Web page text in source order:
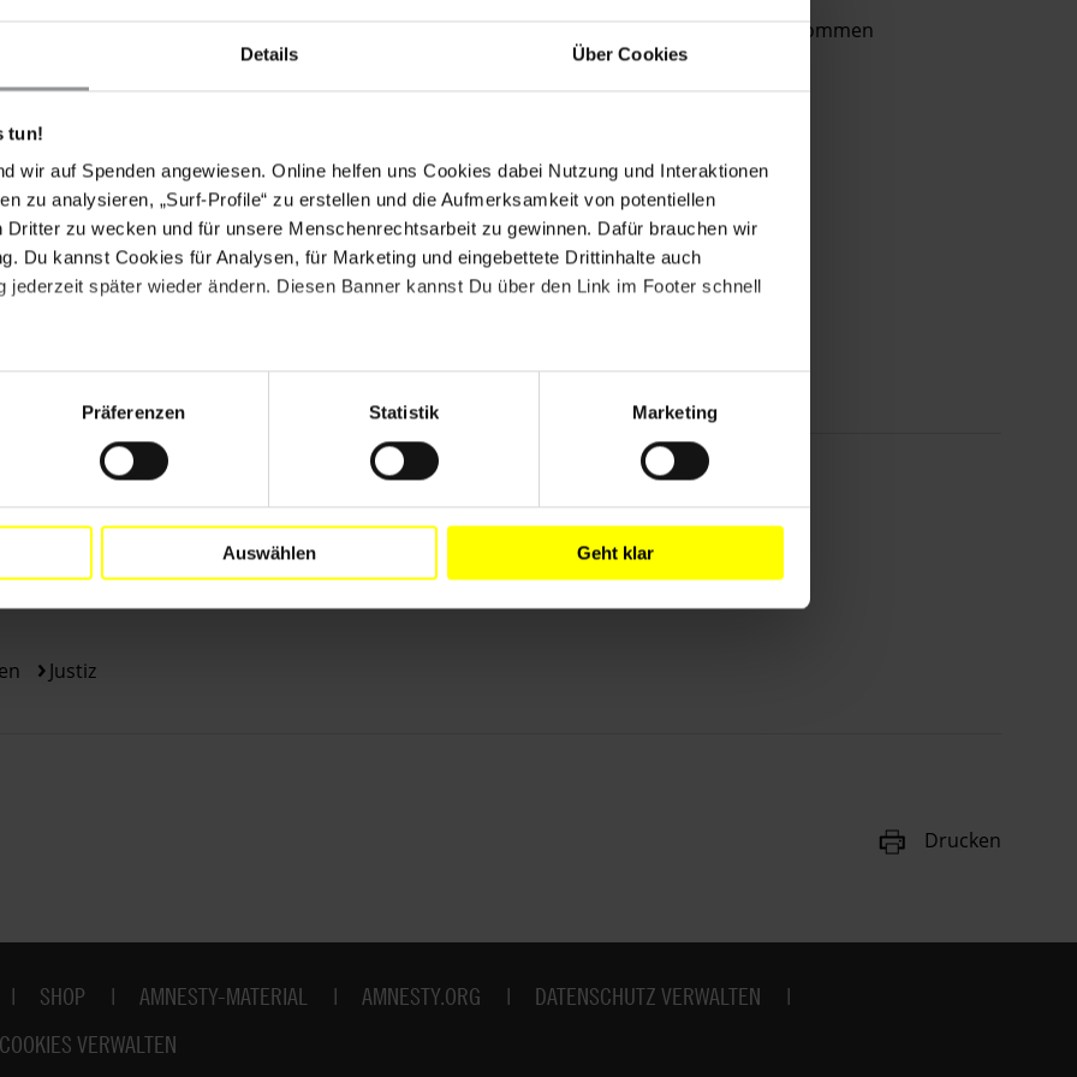
Details Über Cookies
tun!
wir auf Spenden angewiesen. Online helfen uns Cookies dabei Nutzung und Interaktionen
zu analysieren, „Surf-Profile“ zu erstellen und die Aufmerksamkeit von potentiellen
Dritter zu wecken und für unsere Menschenrechtsarbeit zu gewinnen. Dafür brauchen wir
Du kannst Cookies für Analysen, für Marketing und eingebettete Drittinhalte auch
jederzeit später wieder ändern. Diesen Banner kannst Du über den Link im Footer schnell
Präferenzen Statistik Marketing
Auswählen Geht klar
wurden im Innenministerium ohne Kontakt zur
frei.
in Zusammenhang mit Gesprächen mit
Haltung der Kommunistischen Arbeiterpartei
PCOT) zu den seit Dezember 2010 anhaltenden
und Rechtsanwalt, der sich zum Zeitpunkt von
befand.
erforderlich. Vielen Dank allen, die Appelle
Aktivist und Anwalt festgenommen
Justiz
Drucken
SHOP AMNESTY-MATERIAL AMNESTY.ORG
DATENSCHUTZ VERWALTEN
COOKIES VERWALTEN